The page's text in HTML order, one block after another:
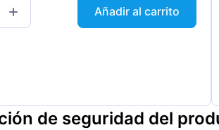
Añadir al carrito
de seguridad del